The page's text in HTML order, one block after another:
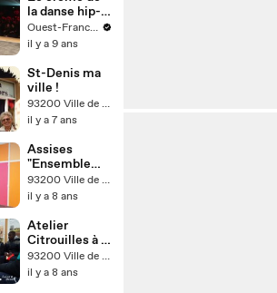
festival
Suresnes
Cités Danse
la danse hip-
hop au Wiba
Ouest-France.fr
il y a 9 ans
St-Denis ma
ville !
93200 Ville de Saint-Denis
il y a 7 ans
Assises
"Ensemble
contre les
violences"
93200 Ville de Saint-Denis
il y a 8 ans
Atelier
Citrouilles à la
ferme urbaine
de Saint-
93200 Ville de Saint-Denis
il y a 8 ans